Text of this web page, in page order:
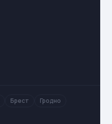
Брест
Гродно